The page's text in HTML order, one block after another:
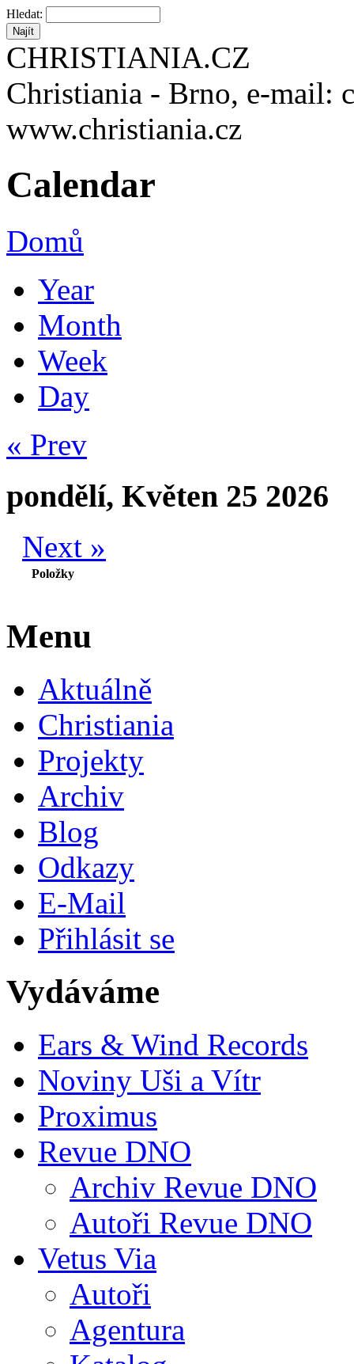
Hledat:
CHRISTIANIA.CZ
Christiania - Brno, e-mail:
www.christiania.cz
Calendar
Domů
Year
Month
Week
Day
« Prev
pondělí, Květen 25 2026
Next »
Položky
Menu
Aktuálně
Christiania
Projekty
Archiv
Blog
Odkazy
E-Mail
Přihlásit se
Vydáváme
Ears & Wind Records
Noviny Uši a Vítr
Proximus
Revue DNO
Archiv Revue DNO
Autoři Revue DNO
Vetus Via
Autoři
Agentura